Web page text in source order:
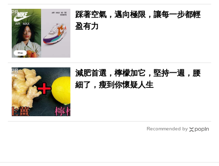
踩著空氣，邁向極限，讓每一步都輕
盈有力
PR
減肥首選，檸檬加它，堅持一週，腰
細了，瘦到你懷疑人生
PR
Recommended by